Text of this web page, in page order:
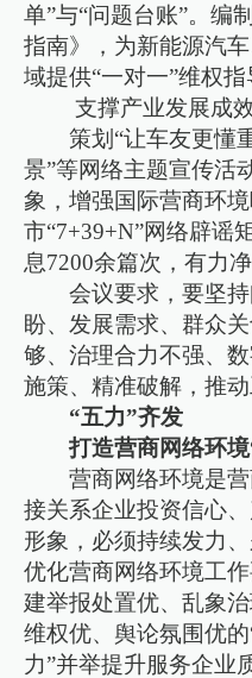
单”与“问题台账”。编
指南》，为新能源汽
域提供“一对一”维权指
支撑产业发展成
策划“让车友更懂
景”等网络主题宣传活
象，增强国际营商环
市“7+39+N”网络辟谣
息7200余篇次，有力
会议要求，要坚
盼、发展需求、群众
够、治理合力不强、
施策、精准破解，推动
“五力”齐发
打造营商网络环
营商网络环境是
接关系企业投资信心
形象，必须持续发力
优化营商网络环境工
建举报处置优、乱象
维权优、舆论氛围优
力”并举提升服务企业